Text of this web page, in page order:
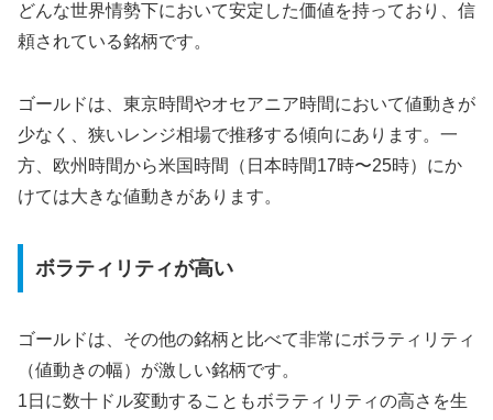
どんな世界情勢下において安定した価値を持っており、信
頼されている銘柄です。
ゴールドは、東京時間やオセアニア時間において値動きが
少なく、狭いレンジ相場で推移する傾向にあります。一
方、欧州時間から米国時間（日本時間17時〜25時）にか
けては大きな値動きがあります。
ボラティリティが高い
ゴールドは、その他の銘柄と比べて非常にボラティリティ
（値動きの幅）が激しい銘柄です。
1日に数十ドル変動することもボラティリティの高さを生